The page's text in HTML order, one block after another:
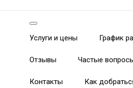
Услуги и цены График
Отзывы Частые
Контакты Как